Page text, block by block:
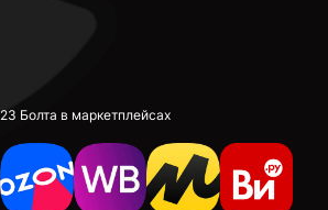
23 Болта в маркетплейсах